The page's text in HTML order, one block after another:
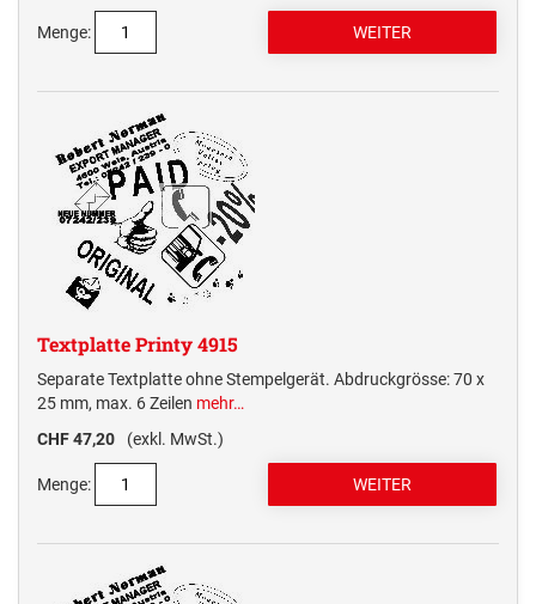
Menge:
Textplatte Printy 4915
Separate Textplatte ohne Stempelgerät. Abdruckgrösse: 70 x
25 mm, max. 6 Zeilen mehr…
CHF 47,20
(exkl. MwSt.)
Menge: